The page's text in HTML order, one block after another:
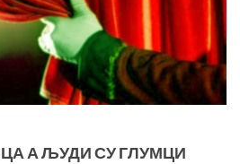
А ЉУДИ СУ ГЛУМЦИ